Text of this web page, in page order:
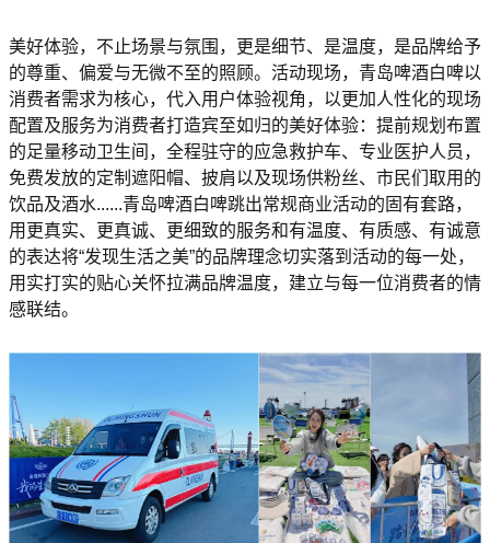
美好体验，不止场景与氛围，更是细节、是温度，是品牌给予
的尊重、偏爱与无微不至的照顾。活动现场，青岛啤酒白啤以
消费者需求为核心，代入用户体验视角，以更加人性化的现场
配置及服务为消费者打造宾至如归的美好体验：提前规划布置
的足量移动卫生间，全程驻守的应急救护车、专业医护人员，
免费发放的定制遮阳帽、披肩以及现场供粉丝、市民们取用的
饮品及酒水......青岛啤酒白啤跳出常规商业活动的固有套路，
用更真实、更真诚、更细致的服务和有温度、有质感、有诚意
的表达将“发现生活之美”的品牌理念切实落到活动的每一处，
用实打实的贴心关怀拉满品牌温度，建立与每一位消费者的情
感联结。